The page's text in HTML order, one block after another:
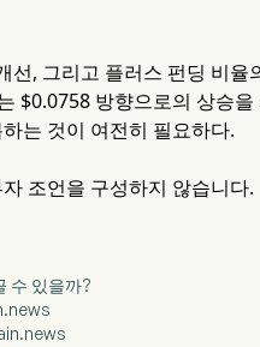
, 그리고 플러스 펀딩 비
$0.0758 방향으로의 상승
는 것이 여전히 필요하다.
조언을 구성하지 않습니다.
수 있을까?